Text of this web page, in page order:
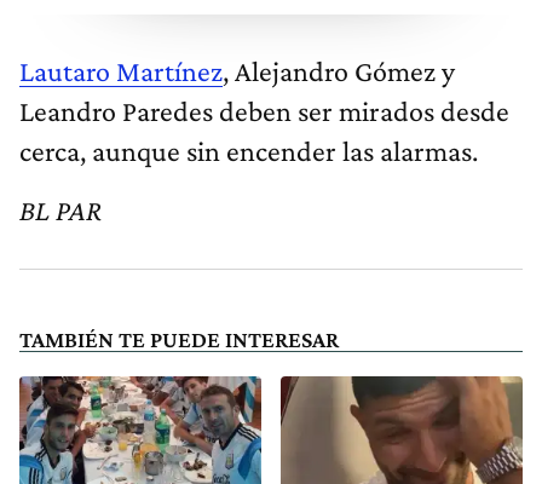
Lautaro Martínez, Alejandro Gómez y
Leandro Paredes deben ser mirados desde
cerca, aunque sin encender las alarmas.
BL PAR
TAMBIÉN TE PUEDE INTERESAR